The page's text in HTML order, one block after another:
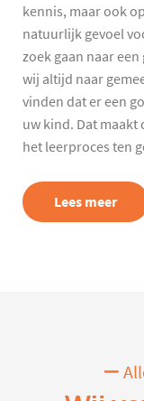
kennis, maar ook
natuurlijk gevoel
zoek gaan naar
wij altijd naar
vinden dat er een
uw kind. Dat
het leerproces ten
Lees meer